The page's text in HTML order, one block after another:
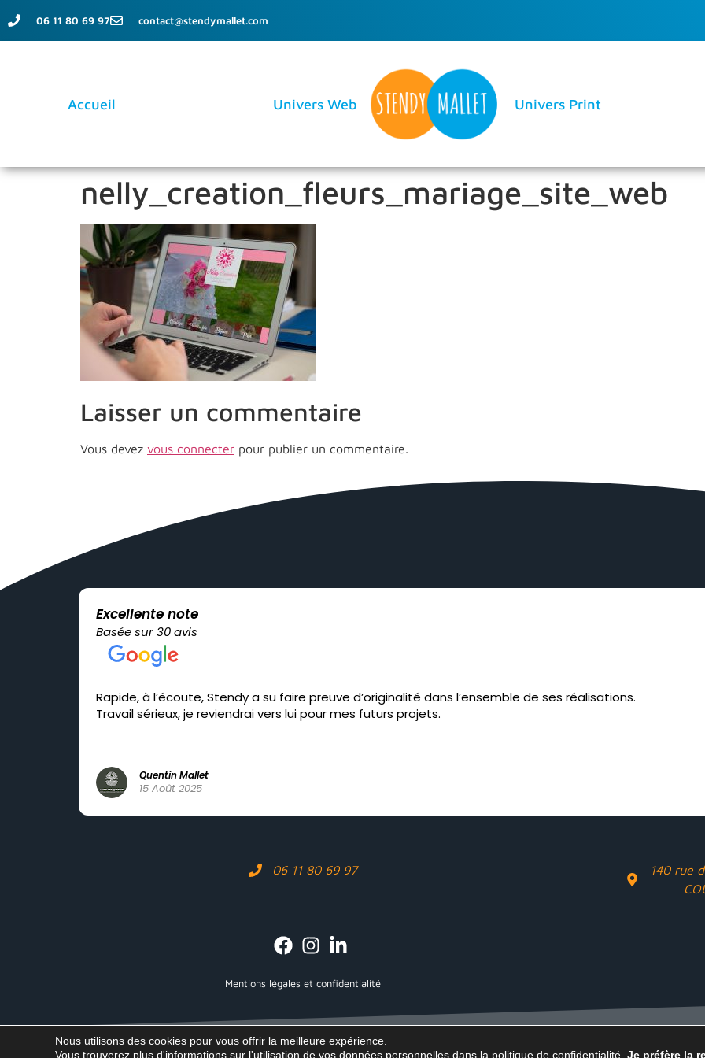
06 11 80 69 97 contact@stendymallet.com
Accueil Univers Web Univers Print
nelly_creation_fleurs_mariage_site_web
Laisser un commentaire
Vous devez vous connecter pour publier un commentaire.
Excellente note
Basée sur 30 avis
Rapide, à l’écoute, Stendy a su faire preuve d’originalité dans l’ensemble de ses réalisations.
Travail sérieux, je reviendrai vers lui pour mes futurs projets.
Quentin Mallet
15 Août 2025
06 11 80 69 97
140 rue
Mentions légales et confidentialité
Nous utilisons des cookies pour vous offrir la meilleure expérience.
Vous trouverez plus d'informations sur l'utilisation de vos données personnelles dans la politique de confidentialité Je préfère la